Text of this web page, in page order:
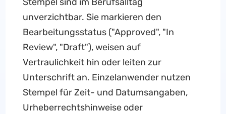
unverzichtbar. Sie markieren den
Bearbeitungsstatus ("Approved", "In
Review", "Draft"), weisen auf
Vertraulichkeit hin oder leiten zur
Unterschrift an. Einzelanwender nutzen
Stempel für Zeit- und Datumsangaben,
Urheberrechtshinweise oder